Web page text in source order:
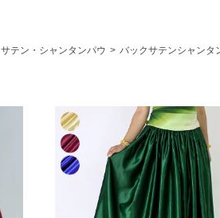
サテン・シャンタンパウ > バックサテンシャンタ